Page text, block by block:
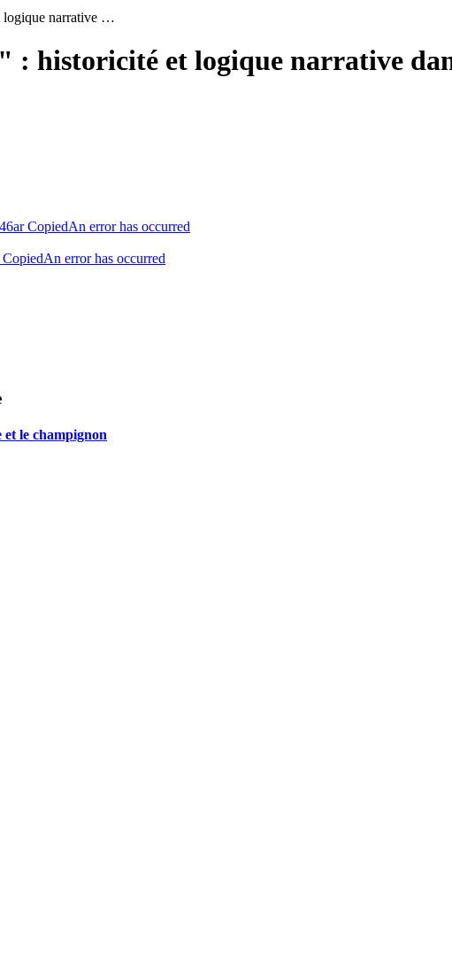
logique narrative …
: historicité et logique narrative
CopiedAn error has occurred
CopiedAn error has occurred
et le champignon